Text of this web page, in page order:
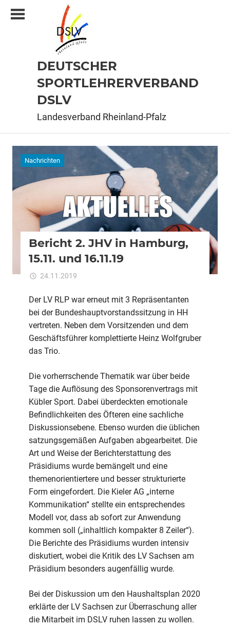
Inhalt
DEUTSCHER
SPORTLEHRERVERBAND
DSLV
Landesverband Rheinland-Pfalz
Nachrichten
Bericht 2. JHV in Hamburg,
15.11. und 16.11.19
24.11.2019
2.
JHV
in
15.11.
Der LV RLP war erneut mit 3 Repräsentanten
bei der Bundeshauptvorstandssitzung in HH
vertreten. Neben dem Vorsitzenden und dem
Geschäftsführer komplettierte Heinz Wolfgruber
das Trio.
Die vorherrschende Thematik war über beide
Tage die Auflösung des Sponsorenvertrags mit
Kübler Sport. Dabei überdeckten emotionale
Befindlichkeiten des Öfteren eine sachliche
Diskussionsebene. Ebenso wurden die üblichen
satzungsgemäßen Aufgaben abgearbeitet. Die
Art und Weise der Berichterstattung des
Präsidiums wurde bemängelt und eine
themenorientiertere und besser strukturierte
Form eingefordert. Die Kieler AG „interne
Kommunikation“ stellte ein entsprechendes
Modell vor, dass ab sofort zur Anwendung
kommen soll („inhaltlich kompakter 8 Zeiler“).
Die Berichte des Präsidiums wurden intensiv
diskutiert, wobei die Kritik des LV Sachsen am
Präsidium besonders augenfällig wurde.
Bei der Diskussion um den Haushaltsplan 2020
erklärte der LV Sachsen zur Überraschung aller
die Mitarbeit im DSLV ruhen lassen zu wollen.